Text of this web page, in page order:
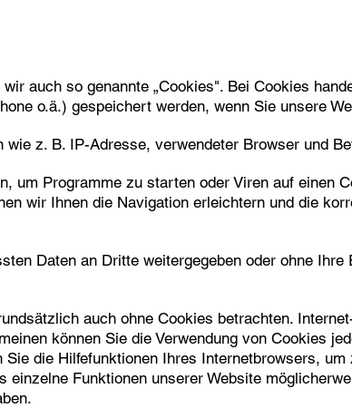
auch so genannte „Cookies". Bei Cookies
o.ä.) gespeichert werden, wenn Sie unsere
z. B. IP-Adresse, verwendeter Browser und
um Programme zu starten oder Viren auf einen
wir Ihnen die Navigation erleichtern und die
Daten an Dritte weitergegeben oder ohne Ihre
auch ohne Cookies betrachten.
können Sie die Verwendung von Cookies
die Hilfefunktionen Ihres Internetbrowsers,
einzelne Funktionen unserer Website